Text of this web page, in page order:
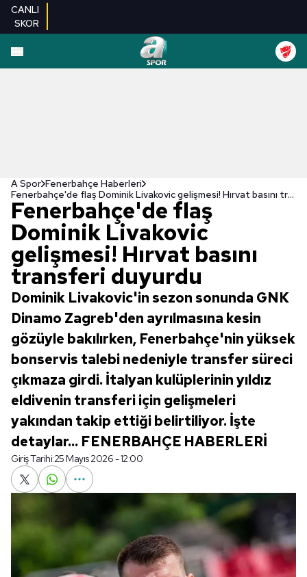
CANLI
SKOR
A Spor Fenerbahçe Haberleri
Fenerbahçe'de flaş Dominik Livakovic gelişmesi! Hırvat basını transferi duyurdu
Fenerbahçe'de flaş
Dominik Livakovic
gelişmesi! Hırvat basını
transferi duyurdu
Dominik Livakovic'in sezon sonunda GNK
Dinamo Zagreb'den ayrılmasına kesin
gözüyle bakılırken, Fenerbahçe'nin yüksek
bonservis talebi nedeniyle transfer süreci
çıkmaza girdi. İtalyan kulüplerinin yıldız
eldivenin transferi için gelişmeleri
yakından takip ettiği belirtiliyor. İşte
detaylar... FENERBAHÇE HABERLERİ
Giriş Tarihi:25 Mayıs 2026 - 12:00